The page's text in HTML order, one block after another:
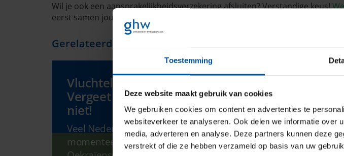
Toestemming
Deze website maakt gebruik van cookies
We gebruiken cookies om content en advertenties te
websiteverkeer te analyseren. Ook delen we informatie over
media, adverteren en analyse. Deze partners kunnen deze
verstrekt of die ze hebben verzameld op basis van uw
Wil je ook een aansprakelijkheidsverzekering afsluiten? Verstandige keus!
eerst samen jouw uitgangspunten bepalen. Daarna regelen wij de rest
Gerelateerd nieuws
Vluchtelingen opvangen?
Vergeet je verzekeringen
niet!
Veel Nederlanders stellen
momenteel hun huis open voor
zonnepanelen
bedrijven
Als bedrijf zelf je
opwekken is een